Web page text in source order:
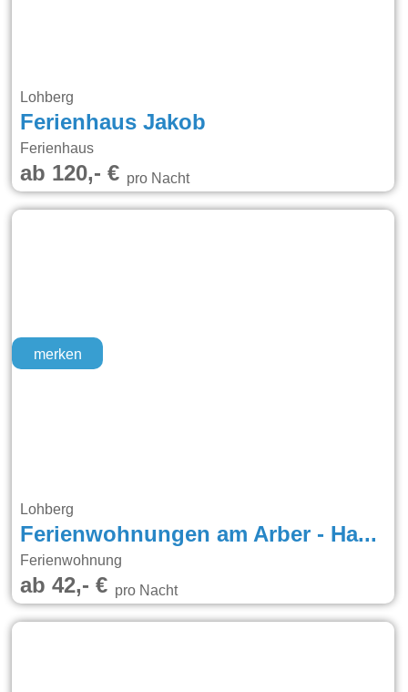
Lohberg
Ferienhaus Jakob
Ferienhaus
ab 120,- €pro Nacht
merken
Lohberg
Ferienwohnungen am Arber - Haus Osser -
Ferienwohnung
ab 42,- €pro Nacht